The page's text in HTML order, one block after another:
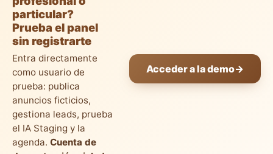
particular?
Prueba el panel
sin registrarte
Entra directamente
como usuario de
prueba: publica
anuncios ficticios,
gestiona leads, prueba
el IA Staging y la
agenda. Cuenta de
Acceder a la demo→